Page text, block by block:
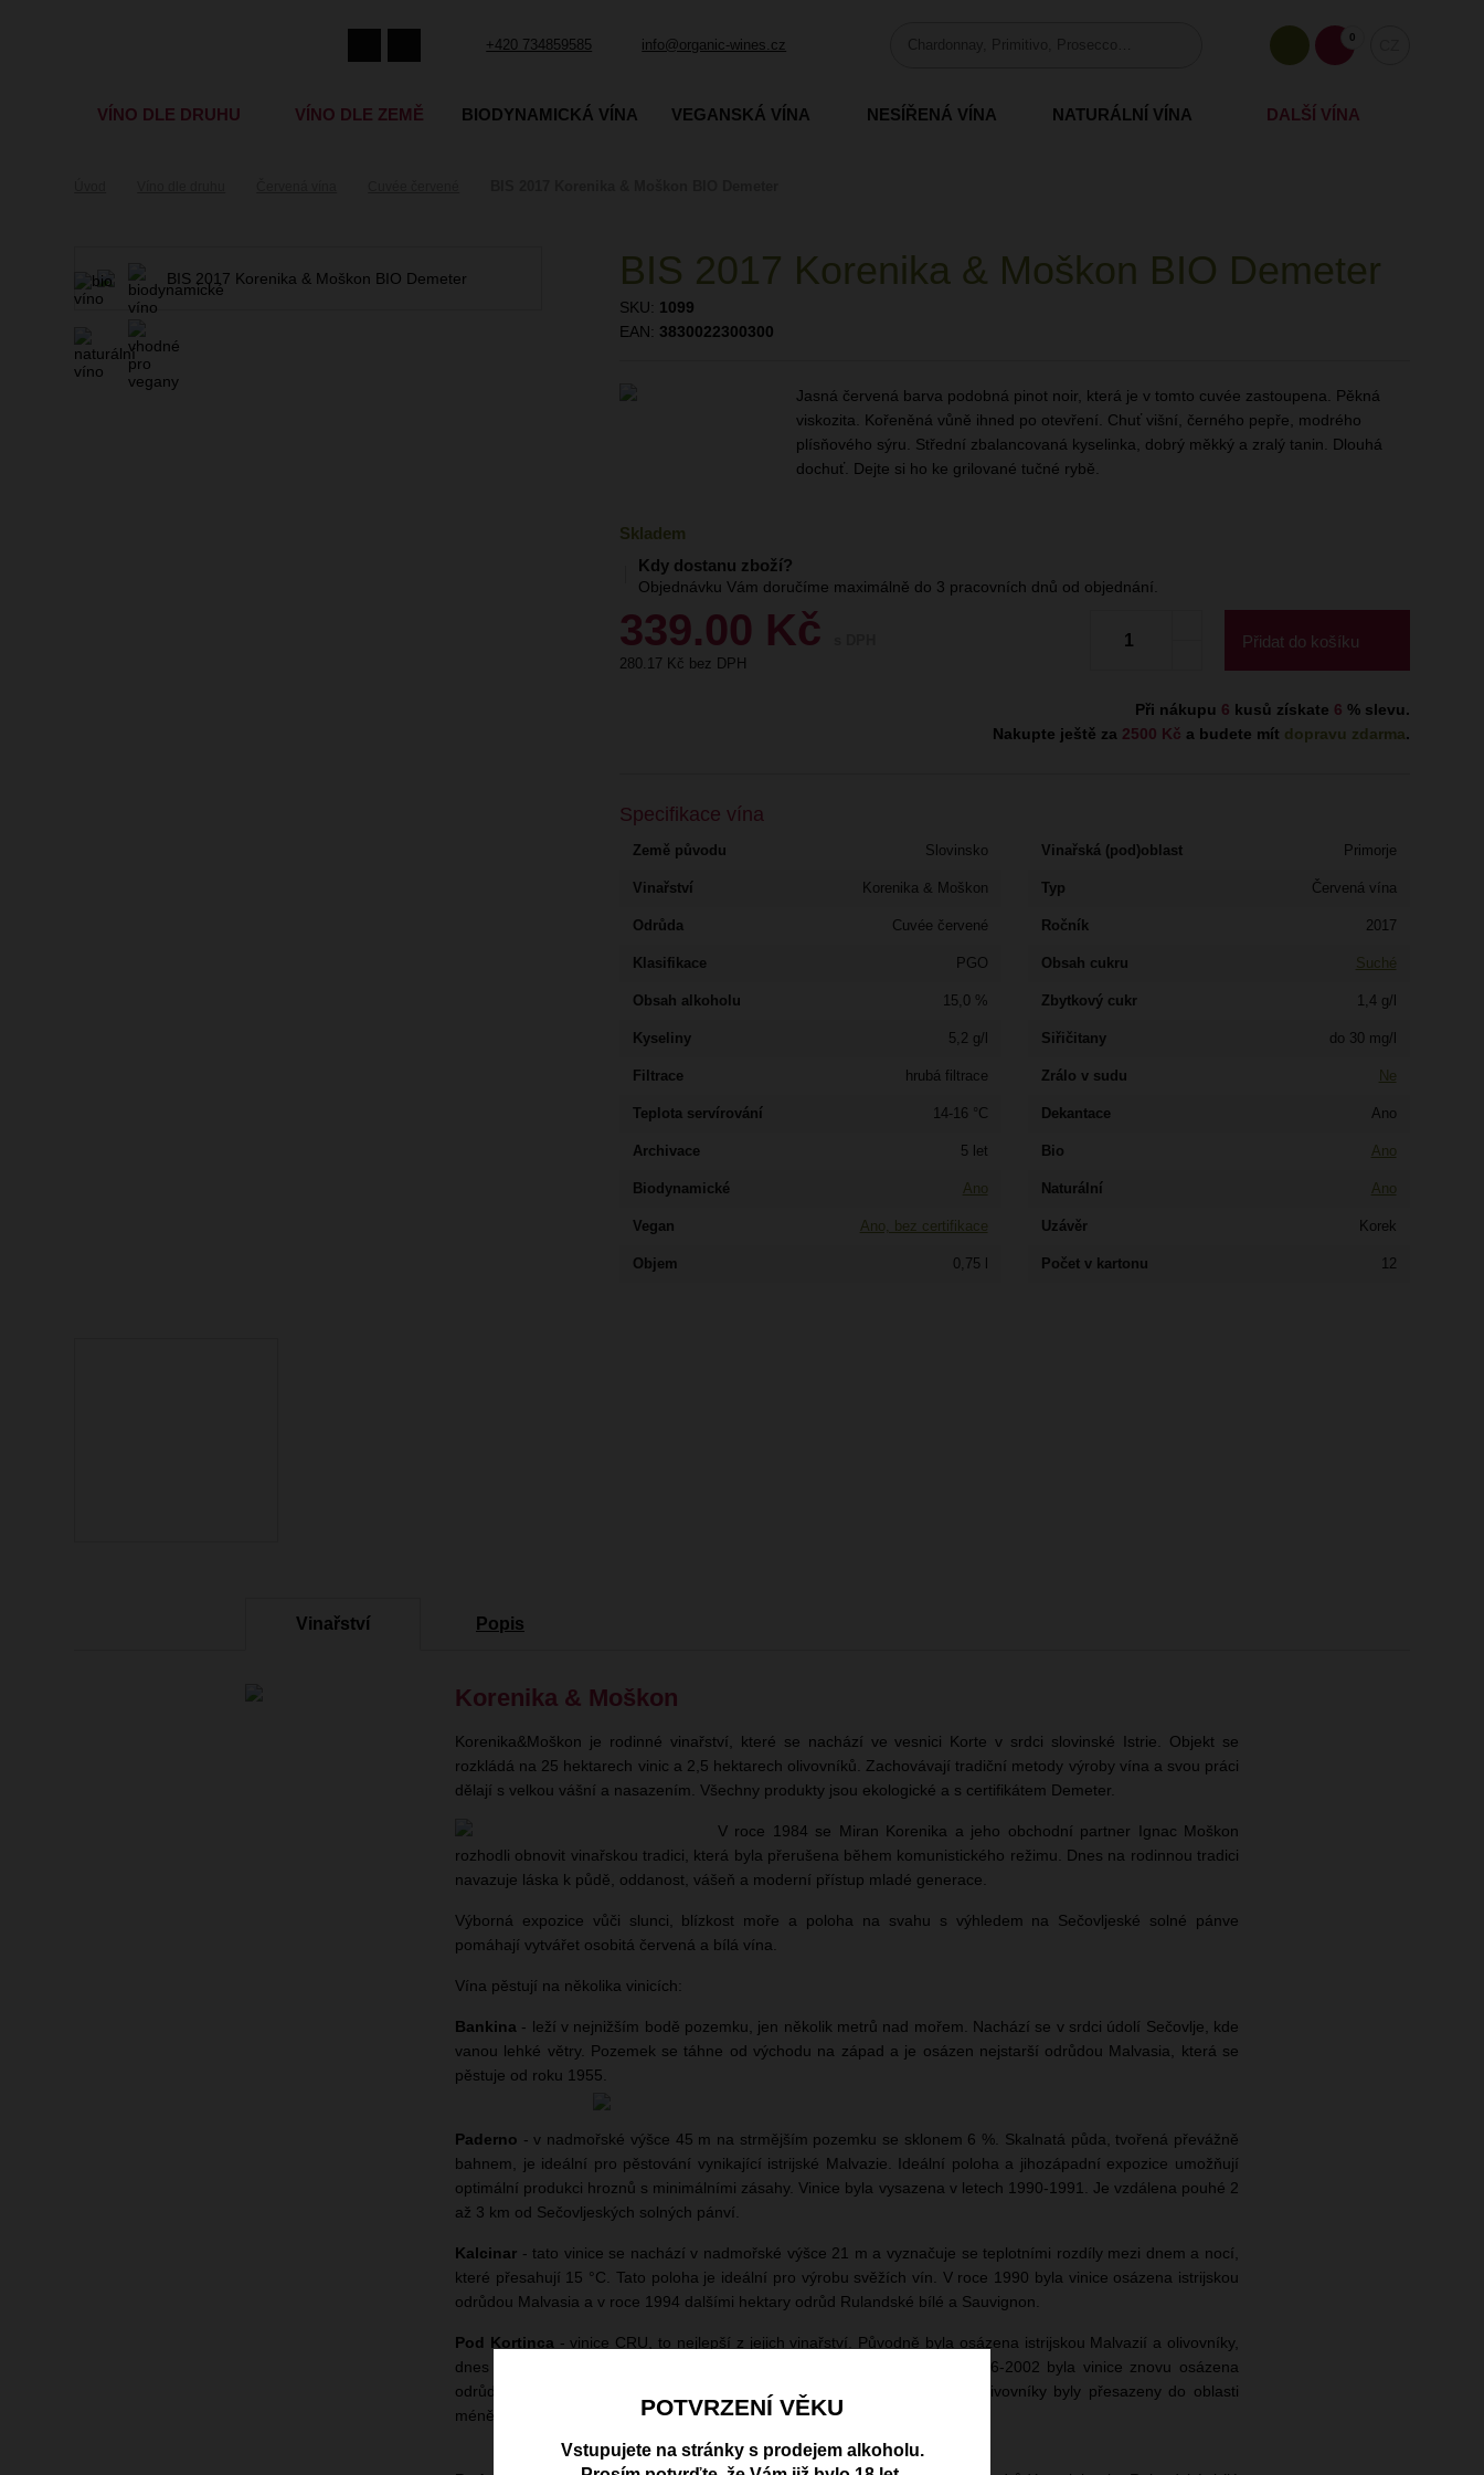
+420 734859585 info@organic-wines.cz 0
VÍNO DLE DRUHU VÍNO DLE ZEMĚ BIODYNAMICKÁ VÍNA VEGANSKÁ VÍNA NESÍŘENÁ VÍNA NATURÁLNÍ VÍNA DALŠÍ VÍNA
BIS 2017 Korenika & Moškon BIO Demeter
SKU: 1099
EAN: 3830022300300
Jasná červená barva podobná pinot noir, která je v tomto cuvée zastoupena. Pěkná
viskozita. Kořeněná vůně ihned po otevření. Chuť višní, černého pepře, modrého
plísňového sýru. Střední zbalancovaná kyselinka, dobrý měkký a zralý tanin. Dlouhá
dochuť. Dejte si ho ke grilované tučné rybě.
Skladem
Kdy dostanu zboží?
Objednávku Vám doručíme maximálně do 3 pracovních dnů od objednání.
339.00 Kč
280.17 Kč bez DPH
Přidat do košíku
Při nákupu 6 kusů získate 6 % slevu.
Nakupte ještě za 2500 Kč a budete mít dopravu zdarma.
Specifikace vína
Země původu Slovinsko Vinařská (pod)oblast Primorje
Vinařství Korenika & Moškon Typ Červená vína
Odrůda Cuvée červené Ročník 2017
Klasifikace PGO Obsah cukru Suché
Obsah alkoholu 15,0 % Zbytkový cukr 1,4 g/l
Kyseliny 5,2 g/l Siřičitany do 30 mg/l
Filtrace hrubá filtrace Zrálo v sudu Ne
Teplota servírování 14-16 °C Dekantace Ano
Archivace 5 let Bio Ano
Biodynamické Ano Naturální Ano
Vegan Ano, bez certifikace Uzávěr Korek
Objem 0,75 l Počet v kartonu 12
Vinařství Popis
Korenika & Moškon
Korenika&Moškon je rodinné vinařství, které se nachází ve vesnici Korte v srdci slovinské Istrie. Objekt se
rozkládá na 25 hektarech vinic a 2,5 hektarech olivovníků. Zachovávají tradiční metody výroby vína a svou práci
dělají s velkou vášní a nasazením. Všechny produkty jsou ekologické a s certifikátem Demeter.
V roce 1984 se Miran Korenika a jeho obchodní partner Ignac Moškon
rozhodli obnovit vinařskou tradici, která byla přerušena během komunistického režimu. Dnes na rodinnou tradici
navazuje láska k půdě, oddanost, vášeň a moderní přístup mladé generace.
Výborná expozice vůči slunci, blízkost moře a poloha na svahu s výhledem na Sečovljeské solné pánve
pomáhají vytvářet osobitá červená a bílá vína.
Vína pěstují na několika vinicích:
Bankina - leží v nejnižším bodě pozemku, jen několik metrů nad mořem. Nachází se v srdci údolí Sečovlje, kde
vanou lehké větry. Pozemek se táhne od východu na západ a je osázen nejstarší odrůdou Malvasia, která se
pěstuje od roku 1955.
Paderno - v nadmořské výšce 45 m na strmějším pozemku se sklonem 6 %. Skalnatá půda, tvořená převážně
bahnem, je ideální pro pěstování vynikající istrijské Malvazie. Ideální poloha a jihozápadní expozice umožňují
optimální produkci hroznů s minimálními zásahy. Vinice byla vysazena v letech 1990-1991. Je vzdálena pouhé 2
až 3 km od Sečovljeských solných pánví.
Kalcinar - tato vinice se nachází v nadmořské výšce 21 m a vyznačuje se teplotními rozdíly mezi dnem a nocí,
které přesahují 15 °C. Tato poloha je ideální pro výrobu svěžích vín. V roce 1990 byla vinice osázena istrijskou
odrůdou Malvasia a v roce 1994 dalšími hektary odrůd Rulandské bílé a Sauvignon.
Pod Kortinca - vinice CRU, to nejlepší z jejich vinařství. Původně byla osázena istrijskou Malvazií a olivovníky,
dnes se zde pěstuje istrijské refosco a cabernet sauvignon. V letech 1996-2002 byla vinice znovu osázena
odrůdami Istrian Refosco, Cabernet Sauvignon a Merlot, zatímco staré olivovníky byly přesazeny do oblasti
méně vhodné pro pěstování vinné révy.POTVRZENÍ VĚKU
Vstupujete na stránky s prodejem alkoholu.